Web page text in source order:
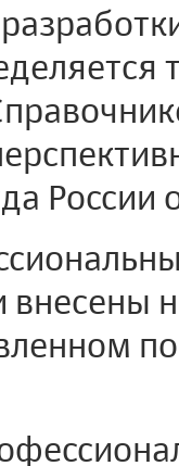
России